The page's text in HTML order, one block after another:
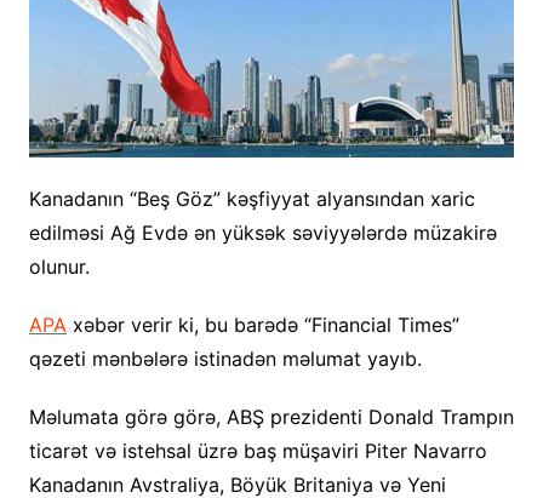
Kanadanın “Beş Göz” kəşfiyyat alyansından xaric
edilməsi Ağ Evdə ən yüksək səviyyələrdə müzakirə
olunur.
APA xəbər verir ki, bu barədə “Financial Times”
qəzeti mənbələrə istinadən məlumat yayıb.
Məlumata görə görə, ABŞ prezidenti Donald Trampın
ticarət və istehsal üzrə baş müşaviri Piter Navarro
Kanadanın Avstraliya, Böyük Britaniya və Yeni